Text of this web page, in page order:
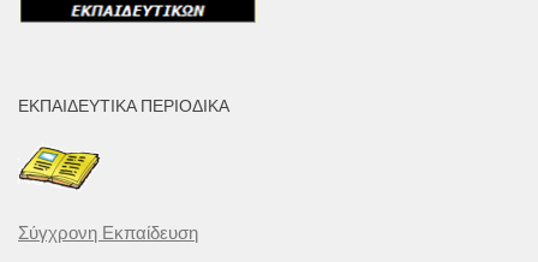
ΕΚΠΑΙΔΕΥΤΙΚΆ ΠΕΡΙΟΔΙΚΆ
Σύγχρονη Εκπαίδευση